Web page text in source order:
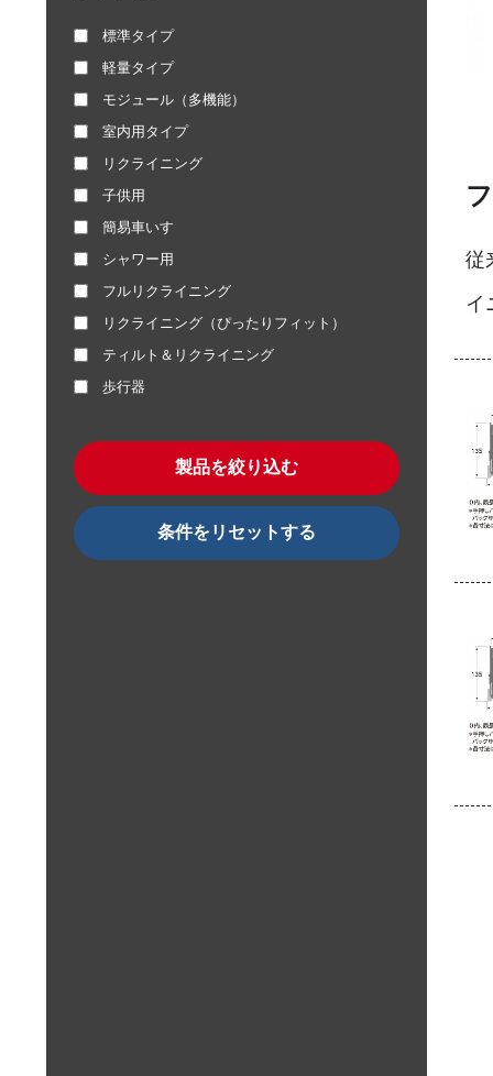
標準タイプ
軽量タイプ
モジュール（多機能）
室内用タイプ
リクライニング
子供用
簡易車いす
シャワー用
フルリクライニング
リクライニング（ぴったりフィット）
ティルト＆リクライニング
歩行器
製品を絞り込む
条件をリセットする
従
イ